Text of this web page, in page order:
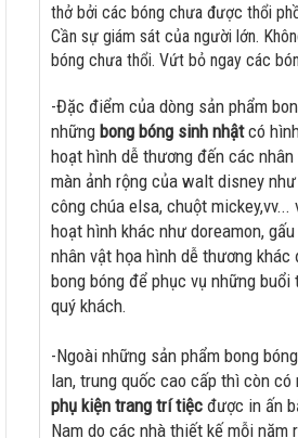
thở bởi các bóng chưa được thổi
Cần sự giám sát của người lớn.
bóng chưa thổi. Vứt bỏ ngay các
-Đặc điểm của dòng sản phẩm
những bong bóng sinh nhậtcó
hoạt hình dễ thương đến các
màn ảnh rộng của walt disney
công chúa elsa, chuột mickey,vv...
hoạt hình khác như doreamon,
nhân vật họa hình dễ thương
bong bóng để phục vụ những
quý khách.
-Ngoài những sản phẩm bong
lan, trung quốc cao cấp thì còn có
phụ kiện trang trí tiệc được in ấn
Nam do các nhà thiết kế mỗi năm